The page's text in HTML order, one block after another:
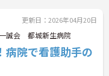
更新日：2026年04月20日
誠会 都城新生病院
病院で看護助手の